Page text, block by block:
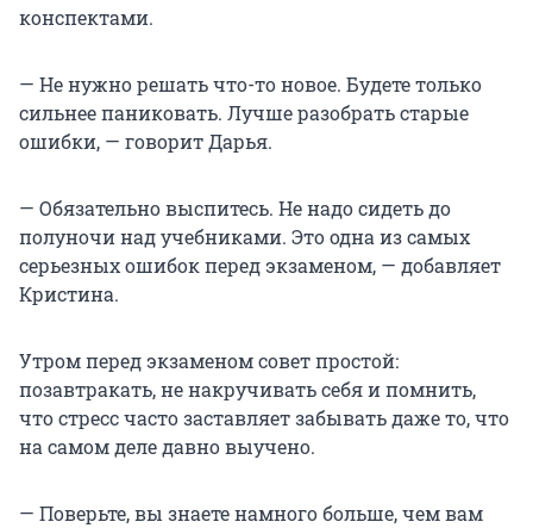
конспектами.
— Не нужно решать что-то новое. Будете только
сильнее паниковать. Лучше разобрать старые
ошибки, — говорит Дарья.
— Обязательно выспитесь. Не надо сидеть до
полуночи над учебниками. Это одна из самых
серьезных ошибок перед экзаменом, — добавляет
Кристина.
Утром перед экзаменом совет простой:
позавтракать, не накручивать себя и помнить,
что стресс часто заставляет забывать даже то, что
на самом деле давно выучено.
— Поверьте, вы знаете намного больше, чем вам